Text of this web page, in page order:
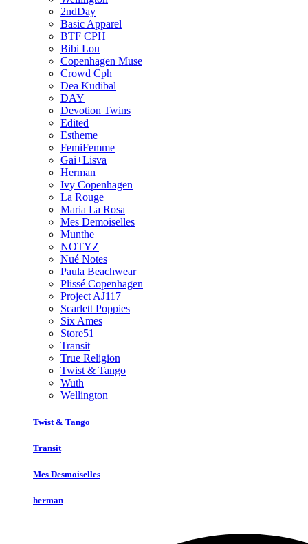
2ndDay
Basic Apparel
BTF CPH
Bibi Lou
Copenhagen Muse
Crowd Cph
Dea Kudibal
DAY
Devotion Twins
Edited
Estheme
FemiFemme
Gai+Lisva
Herman
Ivy Copenhagen
La Rouge
Maria La Rosa
Mes Demoiselles
Munthe
NOTYZ
Nué Notes
Paula Beachwear
Plissé Copenhagen
Project AJ117
Scarlett Poppies
Six Ames
Store51
Transit
True Religion
Twist & Tango
Wuth
Wellington
Twist & Tango
Transit
Mes Desmoiselles
herman